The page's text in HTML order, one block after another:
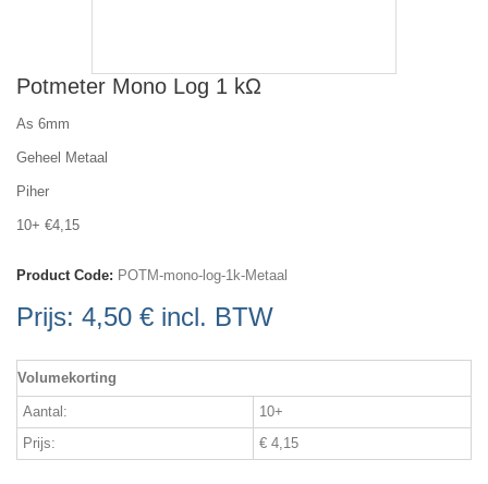
Potmeter Mono Log 1 kΩ
As 6mm
Geheel Metaal
Piher
10+ €4,15
Product Code: POTM-mono-log-1k-Metaal
Prijs: 4,50 € incl. BTW
Volumekorting
Aantal:
10+
Prijs:
€ 4,15